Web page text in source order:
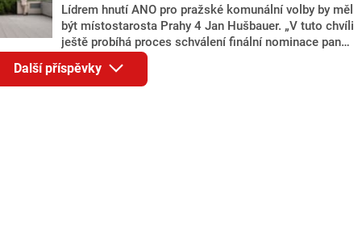
Lídrem hnutí ANO pro pražské komunální volby by měl
být místostarosta Prahy 4 Jan Hušbauer. „V tuto chvíli
ještě probíhá proces schválení finální nominace pana
Jana Hušbauera Výborem hnutí ANO,“ uvedl pro
redakci místopředseda pražského ANO Martin
Benkovič. O Hušbauerovi se spekulovalo jako o
Další příspěvky